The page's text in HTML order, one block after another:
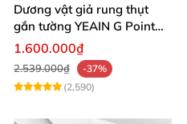
Dương vật giả rung thụt
gắn tường YEAIN G Point
tỏa nhiệt điều khiển từ xa
1.600.000₫
2.539.000₫
-37%
(2,590)